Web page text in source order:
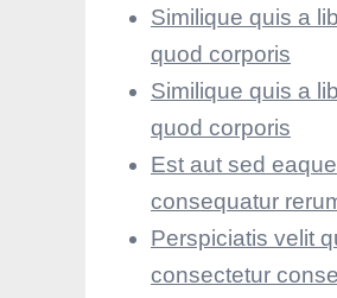
Similique quis a
quod corporis
Similique quis a
quod corporis
Est aut sed eaque
consequatur
Perspiciatis velit
consectetur